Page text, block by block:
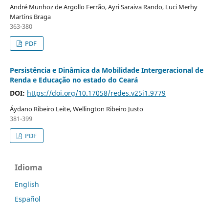
André Munhoz de Argollo Ferrão, Ayri Saraiva Rando, Luci Merhy
Martins Braga
363-380
PDF
Persistência e Dinâmica da Mobilidade Intergeracional de
Renda e Educação no estado do Ceará
DOI: https://doi.org/10.17058/redes.v25i1.9779
Áydano Ribeiro Leite, Wellington Ribeiro Justo
381-399
PDF
Idioma
English
Español